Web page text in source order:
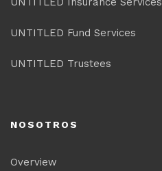
UNTITLED Fund Services
UNTITLED Trustees
NOSOTROS
Overview